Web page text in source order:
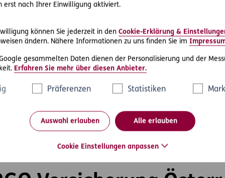
erst nach Ihrer Einwilligung aktiviert.
können Sie jederzeit in den Cookie-Erklärung &
ändern. Nähere Informationen zu uns finden Sie im
gesammelten Daten dienen der Personalisierung und der
Erfahren Sie mehr über diesen Anbieter.
Präferenzen Statistiken
Auswahl erlauben Alle erlauben
Cookie Einstellungen anpassen
Versicherer werden
2025 in der Versicherungsbranche digital führend sein,
Der gruppenweite Einsatz neuer Technologien wie
Mining spielt dabei eine wesentliche Rolle. Die
und Prozesse entlang der gesamten
den Kundenservice und mildert Effekte des
der ERGO Group: „Die Digitalisierung ist ein zentrales
und unseres Unternehmens. Indem wir den
den Mehrwert für unsere Kundinnen und Kunden, unsere
insgesamt. Durch die enge Zusammenarbeit mit und
auch die Standardisierung von Prozessen und
So stärken wir gemeinsam die Wettbewerbsfähigkeit der